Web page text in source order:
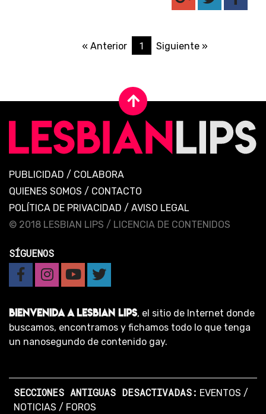
« Anterior 1 Siguiente »
PUBLICIDAD / COLABORA
QUIENES SOMOS / CONTACTO
POLÍTICA DE PRIVACIDAD / AVISO LEGAL
© 2018 LESBIAN LIPS / LICENCIA DE CONTENIDOS
SÍGUENOS
BIENVENIDA A LESBIAN LIPS, el sitio de Internet donde
buscamos, encontramos y fichamos todo lo que tenga
un nanosegundo de contenido gay.
SECCIONES ANTIGUAS DESACTIVADAS: EVENTOS /
NOTICIAS / FOROS